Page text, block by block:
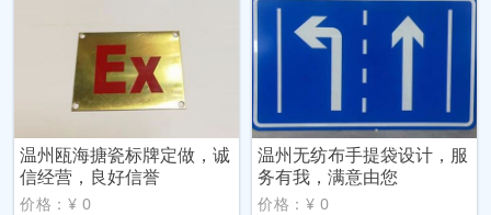
温州瓯海搪瓷标牌定做，诚
信经营，良好信誉
价格：¥ 0
温州无纺布手提袋设计，服
务有我，满意由您
价格：¥ 0